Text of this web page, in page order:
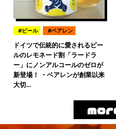
ビール ベアレン
ドイツで伝統的に愛されるビー
ルのレモネード割「ラードラ
ー」にノンアルコールのゼロが
新登場！ ・ベアレンが創業以来
大切…